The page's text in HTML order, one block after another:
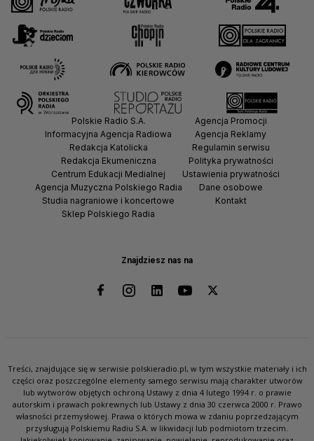
Znajdziesz nas na
Polskie Radio S.A.
Informacyjna Agencja Radiowa
Redakcja Katolicka
Redakcja Ekumeniczna
Centrum Edukacji Medialnej
Agencja Muzyczna Polskiego Radia
Studia nagraniowe i koncertowe
Sklep Polskiego Radia
Agencja Promocji
Agencja Reklamy
Regulamin serwisu
Polityka prywatności
Ustawienia prywatności
Dane osobowe
Kontakt
Treści, znajdujące się w serwisie polskieradio.pl, w tym wszystkie materiały i ich
części oraz poszczególne elementy samego serwisu mają charakter utworów
lub wytworów objętych ochroną Ustawy z dnia 4 lutego 1994 r. o prawie
autorskim i prawach pokrewnych lub Ustawy z dnia 30 czerwca 2000 r. Prawo
własności przemysłowej. Prawa o których mowa w zdaniu poprzedzającym
przysługują Polskiemu Radiu S.A. w likwidacji lub podmiotom trzecim.